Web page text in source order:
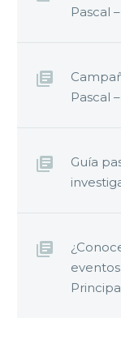
Pascal
Pascal
Guía